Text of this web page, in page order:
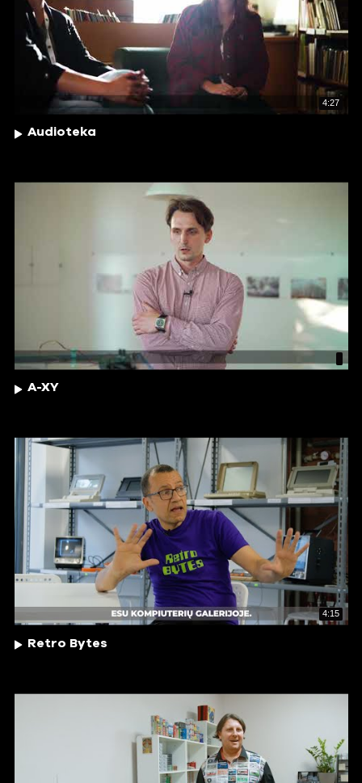
4:27
Audioteka
A-XY
4:15
Retro Bytes